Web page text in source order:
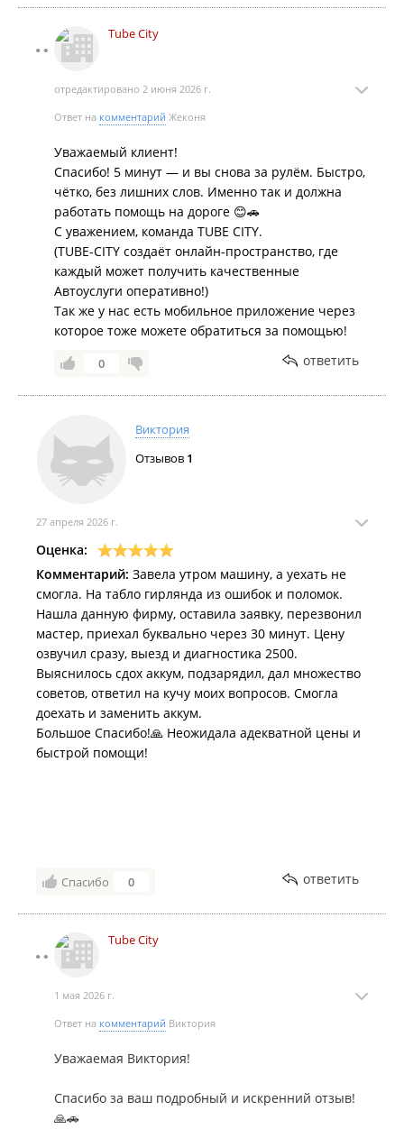
Tube City
отредактировано 2 июня 2026 г.
Ответ на комментарий Жеконя
Уважаемый клиент!
Спасибо! 5 минут — и вы снова за рулём. Быстро,
чётко, без лишних слов. Именно так и должна
работать помощь на дороге 😊🚗
С уважением, команда TUBE CITY.
(TUBE-CITY создаёт онлайн-пространство, где
каждый может получить качественные
Автоуслуги оперативно!)
Так же у нас есть мобильное приложение через
которое тоже можете обратиться за помощью!
0 ответить
Виктория
Отзывов 1
27 апреля 2026 г.
Оценка:
Комментарий: Завела утром машину, а уехать не
смогла. На табло гирлянда из ошибок и поломок.
Нашла данную фирму, оставила заявку, перезвонил
мастер, приехал буквально через 30 минут. Цену
озвучил сразу, выезд и диагностика 2500.
Выяснилось сдох аккум, подзарядил, дал множество
советов, ответил на кучу моих вопросов. Смогла
доехать и заменить аккум.
Большое Спасибо!🙏 Неожидала адекватной цены и
быстрой помощи!
Спасибо 0 ответить
Tube City
1 мая 2026 г.
Ответ на комментарий Виктория
Уважаемая Виктория!
Спасибо за ваш подробный и искренний отзыв!
🙏🚗